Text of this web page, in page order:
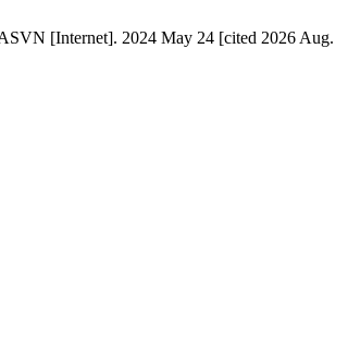
[Internet]. 2024 May 24 [cited 2026 Aug.